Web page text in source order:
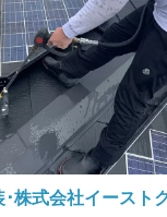
株式会社イースト